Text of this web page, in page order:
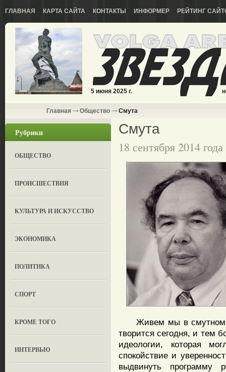
ГЛАВНАЯ КАРТА САЙТА КОНТАКТЫ ИНФОРМЕР РЕЙТИНГ
5 июня 2025 г.
Главная Общество Смута
Рубрики
ОБЩЕСТВО
ПРОИСШЕСТВИЯ
КУЛЬТУРА И ИСКУССТВО
ЭКОНОМИКА
ПОЛИТИКА
СПОРТ
КРОМЕ ТОГО
ИНТЕРВЬЮ
Смута
18 сентября 2014 года
Живем мы в смутном
творится сегодня, и тем
идеологии, которая
спокойствие и
выдвинуть программу